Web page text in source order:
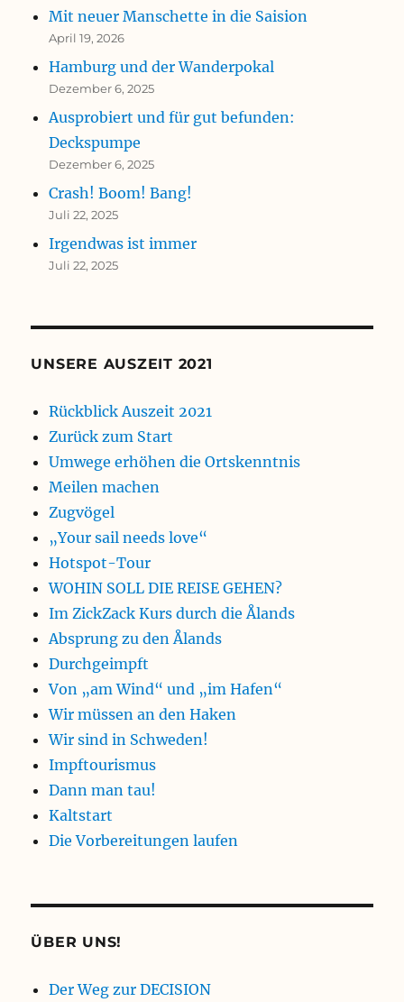
Mit neuer Manschette in die Saision
April 19, 2026
Hamburg und der Wanderpokal
Dezember 6, 2025
Ausprobiert und für gut befunden:
Deckspumpe
Dezember 6, 2025
Crash! Boom! Bang!
Juli 22, 2025
Irgendwas ist immer
Juli 22, 2025
UNSERE AUSZEIT 2021
Rückblick Auszeit 2021
Zurück zum Start
Umwege erhöhen die Ortskenntnis
Meilen machen
Zugvögel
„Your sail needs love“
Hotspot-Tour
WOHIN SOLL DIE REISE GEHEN?
Im ZickZack Kurs durch die Ålands
Absprung zu den Ålands
Durchgeimpft
Von „am Wind“ und „im Hafen“
Wir müssen an den Haken
Wir sind in Schweden!
Impftourismus
Dann man tau!
Kaltstart
Die Vorbereitungen laufen
ÜBER UNS!
Der Weg zur DECISION